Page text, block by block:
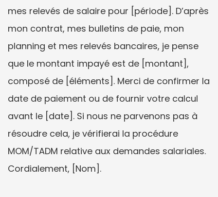
mes relevés de salaire pour [période]. D’après
mon contrat, mes bulletins de paie, mon
planning et mes relevés bancaires, je pense
que le montant impayé est de [montant],
composé de [éléments]. Merci de confirmer la
date de paiement ou de fournir votre calcul
avant le [date]. Si nous ne parvenons pas à
résoudre cela, je vérifierai la procédure
MOM/TADM relative aux demandes salariales.
Cordialement, [Nom].